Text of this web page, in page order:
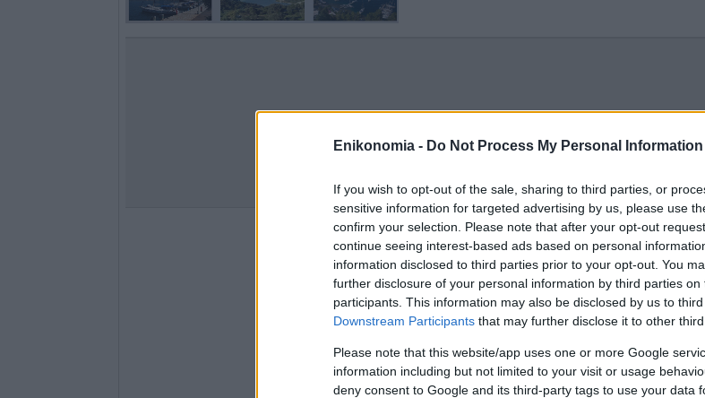
Enikonomia - Do Not Process My Personal Information
If you wish to opt-out of the sale, sharing to third parties, or
sensitive information for targeted advertising by us, please use
confirm your selection. Please note that after your opt-out
continue seeing interest-based ads based on personal
information disclosed to third parties prior to your opt-out. You
further disclosure of your personal information by third parties on
participants. This information may also be disclosed by us to
Downstream Participants that may further disclose it to other third
Please note that this website/app uses one or more Google
information including but not limited to your visit or usage
deny consent to Google and its third-party tags to use your data